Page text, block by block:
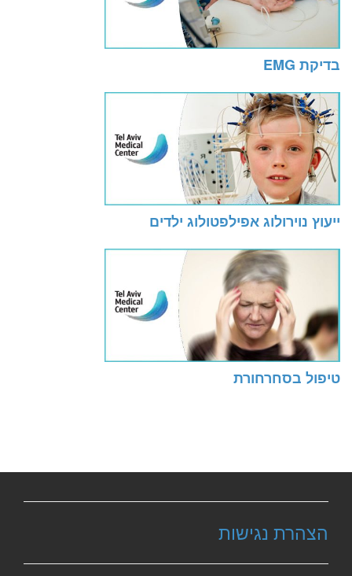
בדיקת EMG
ייעוץ נוירולוג אפילפטולוג ילדים
טיפול בסחרחורת
הצהרת נגישות